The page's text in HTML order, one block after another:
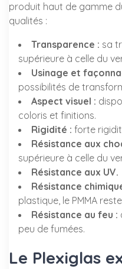
produit haut de gamme
qualités :
Transparence : sa
supérieure à celle du
Usinage et
possibilités de
Aspect visuel :
coloris et finitions.
Rigidité : forte
Résistance aux
supérieure à celle du
Résistance aux UV.
Résistance
plastique, le PMMA
Résistance au feu :
peu de fumées.
Le Plexiglas